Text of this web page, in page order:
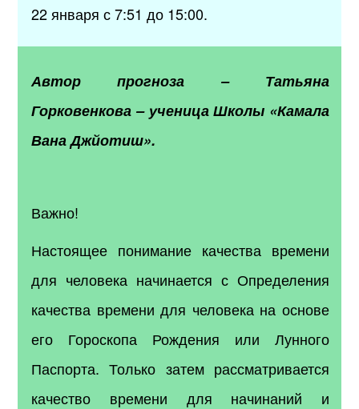
22 января с 7:51 до 15:00.
Автор прогноза – Татьяна
Горковенкова – ученица Школы «Камала
Вана Джйотиш».
Важно!
Настоящее понимание качества времени
для человека начинается с Определения
качества времени для человека на основе
его Гороскопа Рождения или Лунного
Паспорта. Только затем рассматривается
качество времени для начинаний и